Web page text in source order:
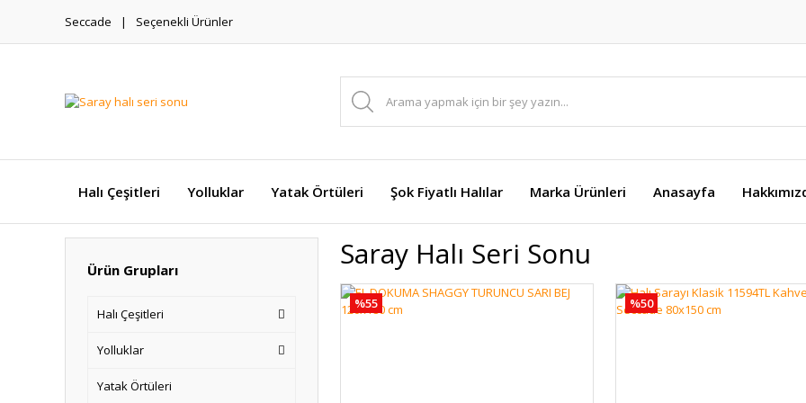
Seccade Seçenekli Ürünler
Halı Çeşitleri Yolluklar Yatak Örtüleri Şok Fiyatlı Halılar Marka Ürünleri Anasayfa
Ürün Grupları
Halı Çeşitleri
Yolluklar
Yatak Örtüleri
Saray Halı Seri Sonu
%55 %50